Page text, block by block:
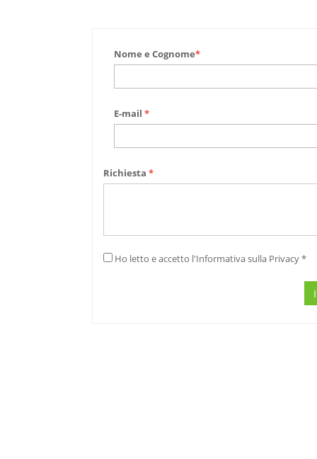
Nome e Cognome*
E-mail *
Richiesta *
Ho letto e accetto l'Informativa sulla Privacy *